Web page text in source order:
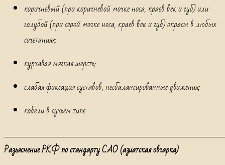
коричневый (при коричневой мочке носа, краев век и губ) или
голубой (при серой мочке носа, краев век и губ) окрасы в любых
сочетаниях;
курчавая мягкая шерсть;
слабая фиксация суставов, несбалансированные движения;
кобели в сучьем типе.
Разьяснение РКФ по стандарту САО (азиатская овчарка)